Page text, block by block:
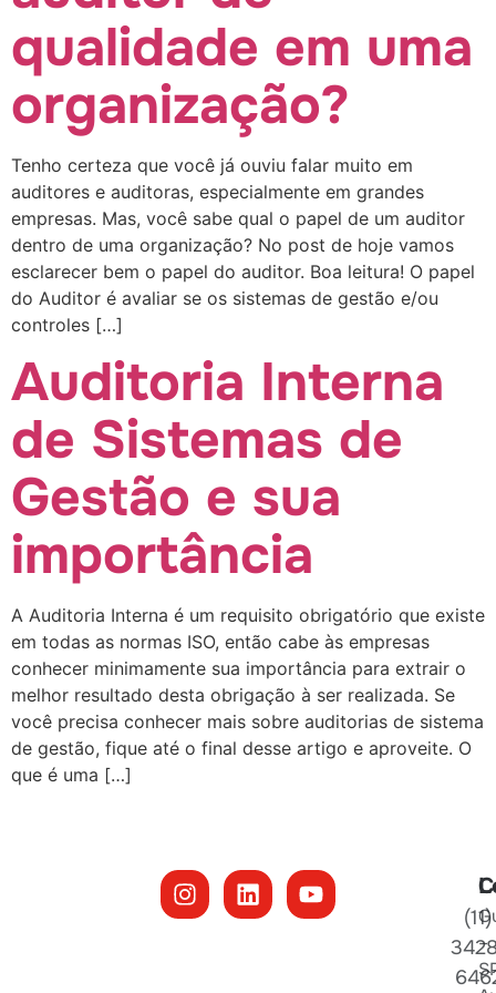
qualidade em uma
organização?
Tenho certeza que você já ouviu falar muito em
auditores e auditoras, especialmente em grandes
empresas. Mas, você sabe qual o papel de um auditor
dentro de uma organização? No post de hoje vamos
esclarecer bem o papel do auditor. Boa leitura! O papel
do Auditor é avaliar se os sistemas de gestão e/ou
controles […]
Auditoria Interna
de Sistemas de
Gestão e sua
importância
A Auditoria Interna é um requisito obrigatório que existe
em todas as normas ISO, então cabe às empresas
conhecer minimamente sua importância para extrair o
melhor resultado desta obrigação à ser realizada. Se
você precisa conhecer mais sobre auditorias de sistema
de gestão, fique até o final desse artigo e aproveite. O
que é uma […]
–
(11)